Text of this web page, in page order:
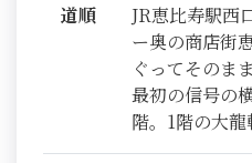
道順
JR恵比寿駅西
ー奥の商店街
ぐってそのま
最初の信号の
階。1階の大龍